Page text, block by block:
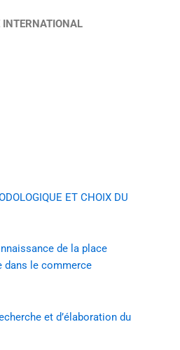
INTERNATIONAL
ET CHOIX DU
de la place
dans le commerce
et d’élaboration du